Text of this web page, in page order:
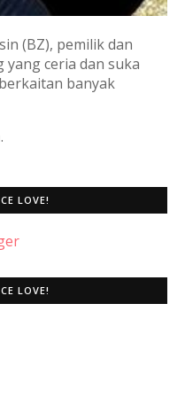
(BZ), pemilik dan
yang ceria dan suka
banyak
.
LOVE!
LOVE!